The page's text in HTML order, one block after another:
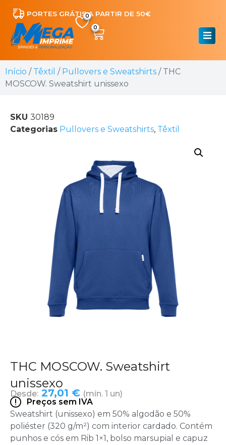
PORTES GRÁTIS A PARTIR DE 50€
0
Início / Têxtil / Pullovers e Sweatshirts / THC
MOSCOW. Sweatshirt unissexo
SKU 30189
Categorias Pullovers e Sweatshirts, Têxtil
THC MOSCOW. Sweatshirt
unissexo
Desde: 27,01 € (mín. 1 un)
Preços sem IVA
Sweatshirt (unissexo) em 50% algodão e 50%
poliéster (320 g/m²) com interior cardado. Contém
punhos e cós em Rib 1×1, bolso marsupial e capuz